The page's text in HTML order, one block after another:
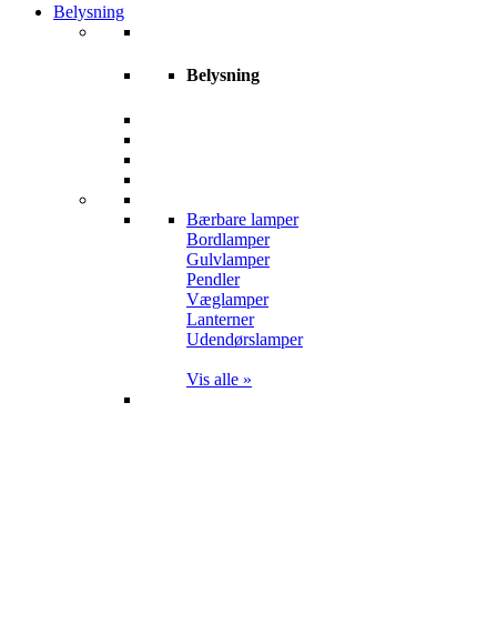
Belysning
Belysning
Bærbare lamper
Bordlamper
Gulvlamper
Pendler
Væglamper
Lanterner
Udendørslamper
Vis alle »